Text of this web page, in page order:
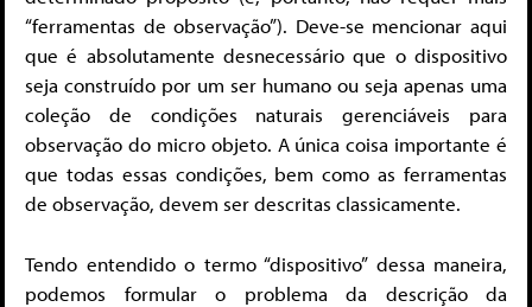
“ferramentas de observação”). Deve-se mencionar aqui
que é absolutamente desnecessário que o dispositivo
seja construído por um ser humano ou seja apenas uma
coleção de condições naturais gerenciáveis ​​para
observação do micro objeto. A única coisa importante é
que todas essas condições, bem como as ferramentas
de observação, devem ser descritas classicamente.
Tendo entendido o termo “dispositivo” dessa maneira,
podemos formular o problema da descrição da